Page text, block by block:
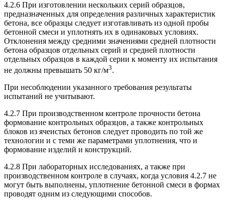
4.2.6 При изготовлении нескольких серий образцов,
предназначенных для определения различных характеристик
бетона, все образцы следует изготавливать из одной пробы
бетонной смеси и уплотнять их в одинаковых условиях.
Отклонения между средними значениями средней плотности
бетона образцов отдельных серий и средней плотности
отдельных образцов в каждой серии к моменту их испытания
не должны превышать 50 кг/м3.
При несоблюдении указанного требования результаты
испытаний не учитывают.
4.2.7 При производственном контроле прочности бетона
формование контрольных образцов, а также контрольных
блоков из ячеистых бетонов следует проводить по той же
технологии и с теми же параметрами уплотнения, что и
формование изделий и конструкций.
4.2.8 При лабораторных исследованиях, а также при
производственном контроле в случаях, когда условия 4.2.7 не
могут быть выполнены, уплотнение бетонной смеси в формах
проводят одним из следующими способов.